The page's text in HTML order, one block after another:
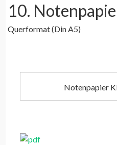
10.
Querformat (Din A5)
Notenpapier